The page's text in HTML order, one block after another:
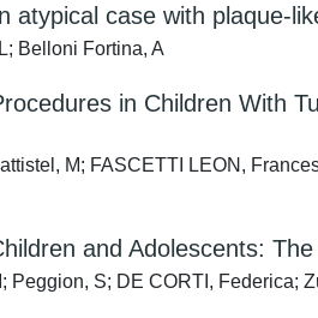
atypical case with plaque-
Belloni Fortina, A
in Children With
M; FASCETTI LEON,
and Adolescents:
Peggion, S; DE CORTI, Federica;